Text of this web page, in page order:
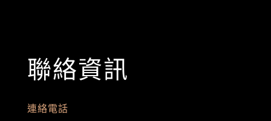
聯絡資訊
連絡電話